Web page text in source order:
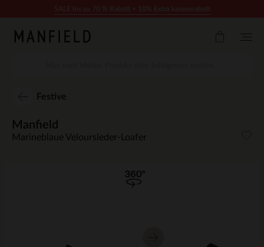
Festive
Manfield
Marineblaue Veloursleder-Loafer